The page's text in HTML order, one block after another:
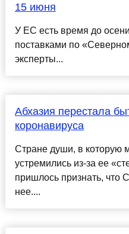
15 июня
У ЕС есть время до
поставками по
эксперты...
Абхазия перестала
коронавируса
Стране души, в которую
устремились из-за ее
пришлось признать, что
нее....